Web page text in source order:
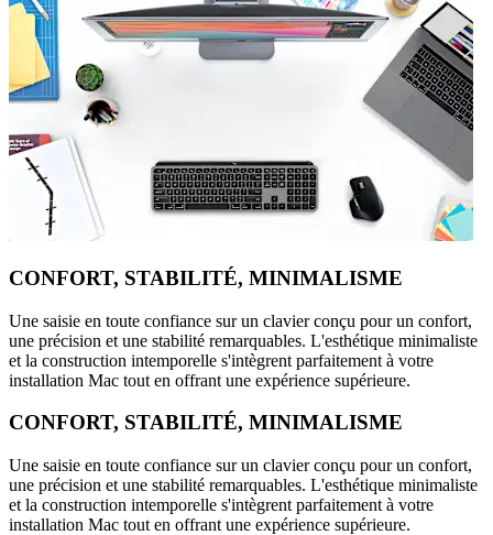
CONFORT, STABILITÉ, MINIMALISME
Une saisie en toute confiance sur un clavier conçu pour un confort,
une précision et une stabilité remarquables. L'esthétique minimaliste
et la construction intemporelle s'intègrent parfaitement à votre
installation Mac tout en offrant une expérience supérieure.
CONFORT, STABILITÉ, MINIMALISME
Une saisie en toute confiance sur un clavier conçu pour un confort,
une précision et une stabilité remarquables. L'esthétique minimaliste
et la construction intemporelle s'intègrent parfaitement à votre
installation Mac tout en offrant une expérience supérieure.